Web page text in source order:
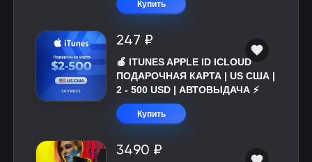
Купить
247 ₽
🍎 ITUNES APPLE ID ICLOUD
ПОДАРОЧНАЯ КАРТА | US США |
2 - 500 USD | АВТОВЫДАЧА ⚡️
Купить
3490 ₽